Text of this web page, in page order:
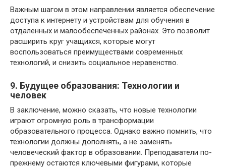
Важным шагом в этом направлении является обеспечение
доступа к интернету и устройствам для обучения в
отдаленных и малообеспеченных районах. Это позволит
расширить круг учащихся, которые могут
воспользоваться преимуществами современных
технологий, и снизить социальное неравенство.
9. Будущее образования: Технологии и
человек
В заключение, можно сказать, что новые технологии
играют огромную роль в трансформации
образовательного процесса. Однако важно помнить, что
технологии должны дополнять, а не заменять
человеческий фактор в образовании. Преподаватели по-
прежнему остаются ключевыми фигурами, которые